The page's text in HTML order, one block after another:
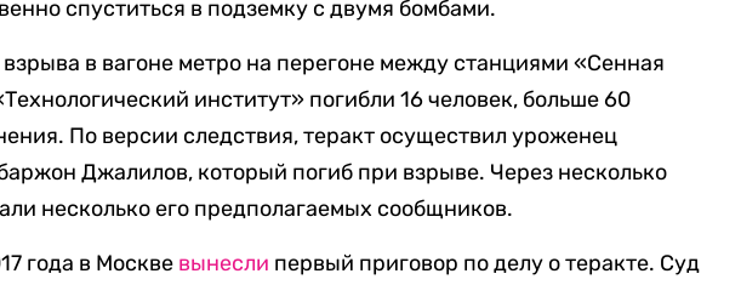
спуститься в подземку с двумя бомбами.
взрыва в вагоне метро на перегоне между станциями «Сенная
институт» погибли 16 человек, больше 60
По версии следствия, теракт осуществил уроженец
Джалилов, который погиб при взрыве. Через несколько
несколько его предполагаемых сообщников.
года в Москве вынесли первый приговор по делу о теракте. Суд